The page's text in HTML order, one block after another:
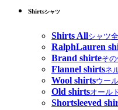
Shirtsシャツ
Shirts Allシャツ
RalphLauren
Brand shirteそ
Flannel shirtsネ
Wool shirtsウー
Old shirtsオール
Shortsleeved